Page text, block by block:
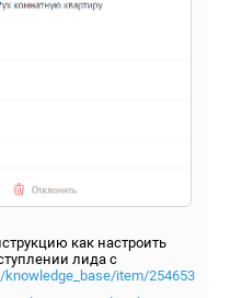
как настроить
лида с
item/254653